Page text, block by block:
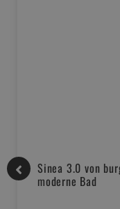
Sinea 3.0 von
moderne Bad